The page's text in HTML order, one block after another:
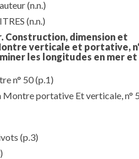
(n.n.)
(n.n.)
Construction, dimension et
verticale et portative,
les longitudes en mer et
n° 50(p.1)
Montre portative Et verticale, n°
(p.3)